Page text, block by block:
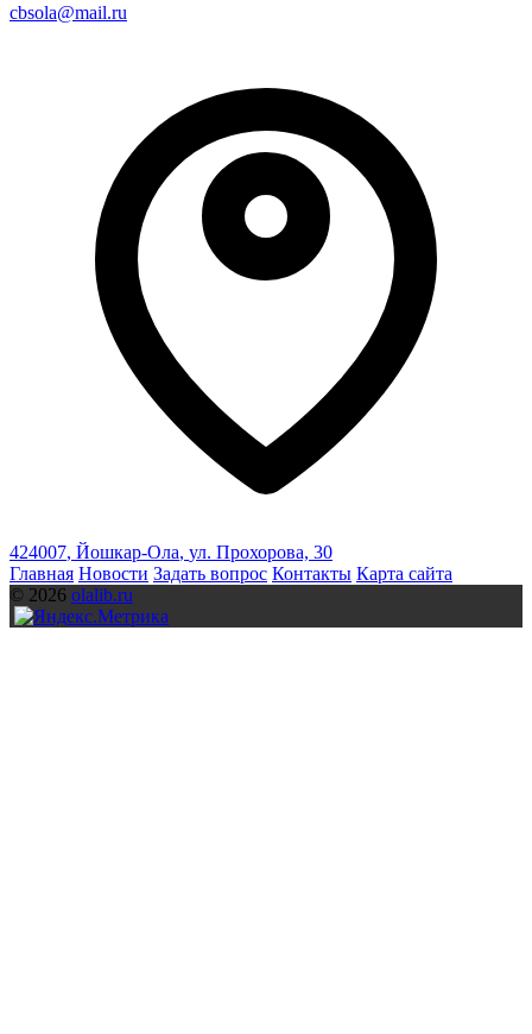
cbsola@mail.ru
424007, Йошкар-Ола, ул. Прохорова, 30
Главная Новости Задать вопрос Контакты Карта сайта
© 2026 olalib.ru